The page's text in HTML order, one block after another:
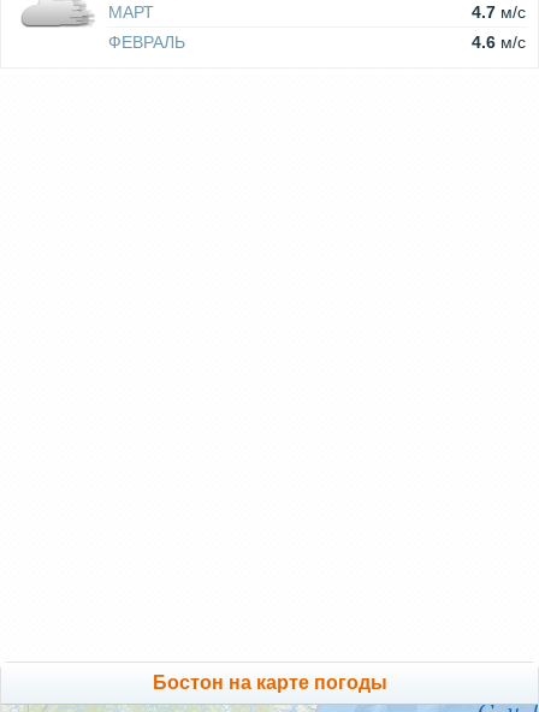
МАРТ
4.7 м/c
ФЕВРАЛЬ
4.6 м/c
Бостон на карте погоды